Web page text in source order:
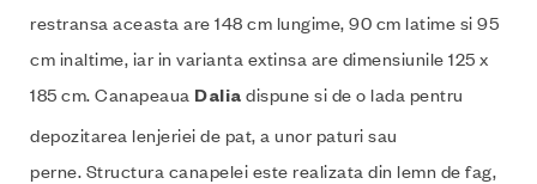
restransa aceasta are 148 cm lungime, 90 cm latime si 95
cm inaltime, iar in varianta extinsa are dimensiunile 125 x
185 cm. Canapeaua Dalia dispune si de o lada pentru
depozitarea lenjeriei de pat, a unor paturi sau
perne. Structura canapelei este realizata din lemn de fag,